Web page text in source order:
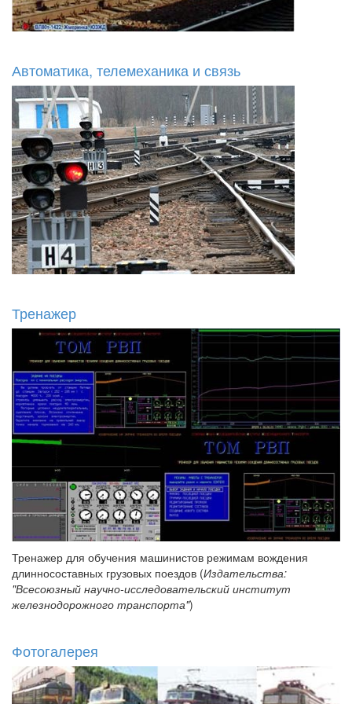
Автоматика, телемеханика и связь
Тренажер
Тренажер для обучения машинистов режимам вождения
длинносоставных грузовых поездов (Издательства:
"Всесоюзный научно-исследовательский институт
железнодорожного транспорта")
Фотогалерея